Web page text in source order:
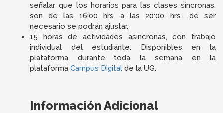
señalar que los horarios para las clases síncronas,
son de las 16:00 hrs. a las 20:00 hrs., de ser
necesario se podrán ajustar.
15 horas de actividades asíncronas, con trabajo
individual del estudiante. Disponibles en la
plataforma durante toda la semana en la
plataforma Campus Digital de la UG.
Información Adicional